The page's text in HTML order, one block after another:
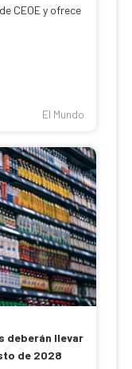
CEOE y ofrece
El Mundo
deberán llevar
de 2028